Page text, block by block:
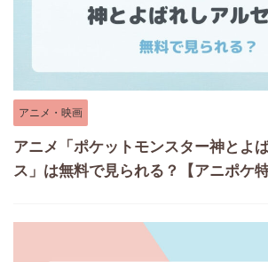
アニメ・映画
アニメ「ポケットモンスター神とよ
ス」は無料で見られる？【アニポケ特